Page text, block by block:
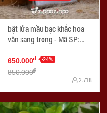
bật lửa mầu bạc khắc hoa
văn sang trọng - Mã SP:
ZPC1431
650.000đ -24%
850.000đ
2.718